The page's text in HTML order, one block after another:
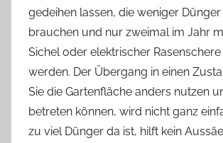
gedeihen lassen, die weniger
brauchen und nur zweimal im Jahr
Sichel oder elektrischer
werden. Der Übergang in einen
Sie die Gartenfläche anders nutzen
betreten können, wird nicht ganz
zu viel Dünger da ist, hilft kein